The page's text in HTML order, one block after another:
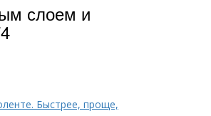
слоем и
Быстрее, проще,